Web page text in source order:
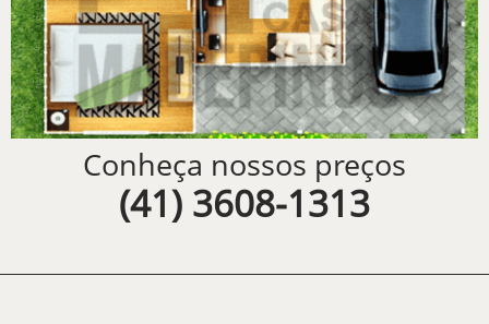
Conheça nossos preços
(41) 3608-1313